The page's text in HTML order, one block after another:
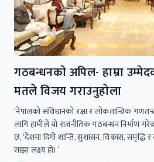
गठबन्धनकाे अपिल- हाम्रा
मतले विजय गराउनुहाेला
‘नेपालको संविधानको रक्षा र लोकतान्त्रिक
लागि हामीले यो राजनीतिक गठबन्धन निर्माण
छ, ‘देशमा दिगो शान्ति, सुशासन, विकास, समृद्धि र
साझा लक्ष्य हो।’